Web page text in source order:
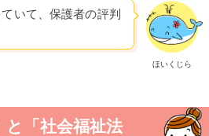
ほいくじら
いて、保護者の評判
と「社会福祉法